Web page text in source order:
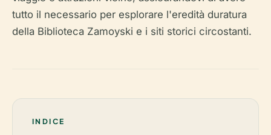
tutto il necessario per esplorare l'eredità duratura
della Biblioteca Zamoyski e i siti storici circostanti.
INDICE